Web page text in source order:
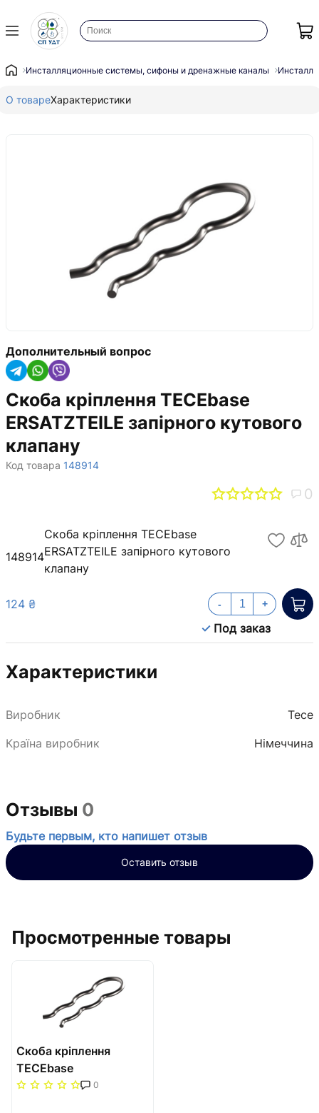
Инсталляционные системы, сифоны и дренажные каналы
О товареХарактеристики
Дополнительный вопрос
Скоба кріплення TECEbase
ERSATZTEILE запірного кутового
клапану
Код товара 148914
0
148914
Скоба кріплення TECEbase
ERSATZTEILE запірного кутового
клапану
124 ₴
Под заказ
- +
Характеристики
Виробник
Tece
Країна виробник
Німеччина
Отзывы 0
Будьте первым, кто напишет отзыв
Оставить отзыв
Просмотренные товары
Скоба кріплення
TECEbase
ERSATZTEILE запірного
0